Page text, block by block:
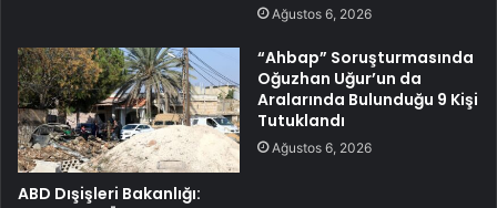
Ağustos 6, 2026
ABD Dışişleri Bakanlığı:
“Ahbap” Soruşturmasında
Oğuzhan Uğur’un da
Aralarında Bulunduğu 9 Kişi
Tutuklandı
Ağustos 6, 2026